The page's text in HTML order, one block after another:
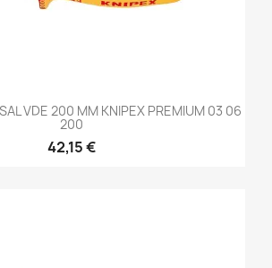
VDE 200 MM KNIPEX PREMIUM 03 06
200
42,15 €